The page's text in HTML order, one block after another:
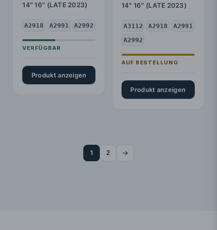
14″ 16″ (LATE 2023)
A2918 A2991 A2992
Produkt anzeigen
14″ 16″ (LATE 2023)
A3112 A2918
A2991
A2992
Produkt anzeigen
1 2 →